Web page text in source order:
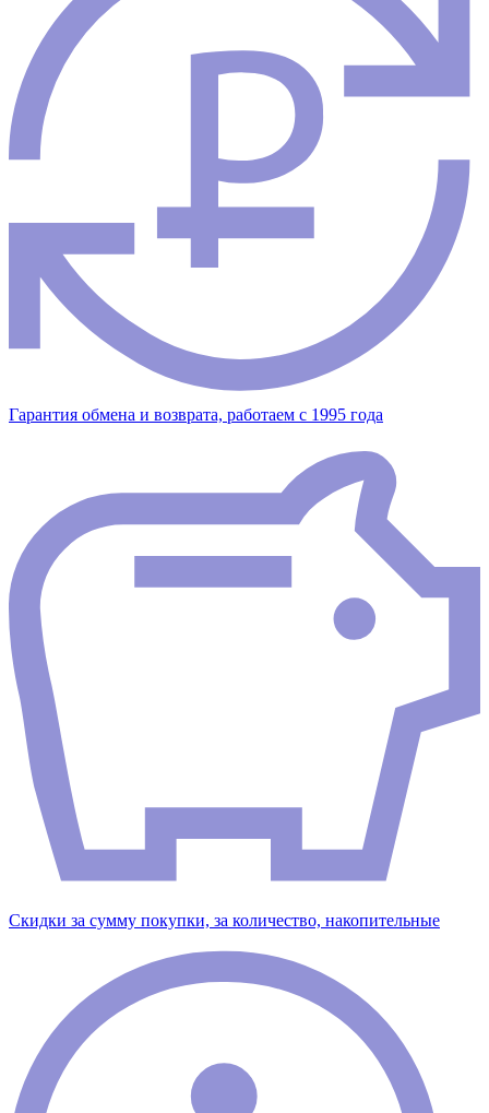
Гарантия обмена и возврата, работаем с 1995 года
Скидки за сумму покупки, за количество, накопительные